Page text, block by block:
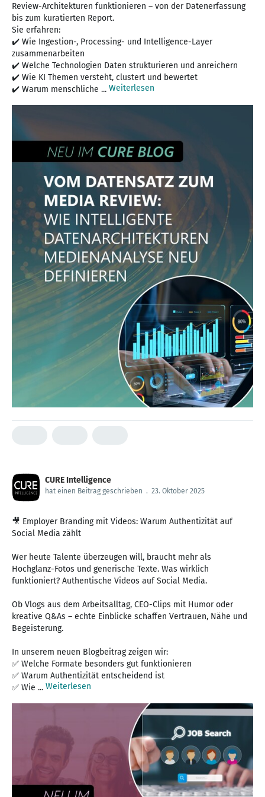
Review-Architekturen funktionieren – von der Datenerfassung
bis zum kuratierten Report.
Sie erfahren:
✔️ Wie Ingestion-, Processing- und Intelligence-Layer
zusammenarbeiten
✔️ Welche Technologien Daten strukturieren und anreichern
✔️ Wie KI Themen versteht, clustert und bewertet
✔️ Warum menschliche ... Weiterlesen
CURE Intelligence
hat einen Beitrag geschrieben . 23. Oktober 2025
🎥 Employer Branding mit Videos: Warum Authentizität auf
Social Media zählt
Wer heute Talente überzeugen will, braucht mehr als
Hochglanz-Fotos und generische Texte. Was wirklich
funktioniert? Authentische Videos auf Social Media.
Ob Vlogs aus dem Arbeitsalltag, CEO-Clips mit Humor oder
kreative Q&As – echte Einblicke schaffen Vertrauen, Nähe und
Begeisterung.
In unserem neuen Blogbeitrag zeigen wir:
✅ Welche Formate besonders gut funktionieren
✅ Warum Authentizität entscheidend ist
✅ Wie ... Weiterlesen